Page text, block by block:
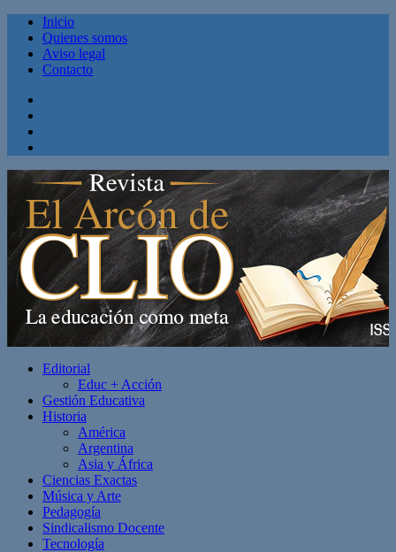
Inicio
Quienes somos
Aviso legal
Contacto
Editorial
Educ + Acción
Gestión Educativa
Historia
América
Argentina
Asia y África
Ciencias Exactas
Música y Arte
Pedagogía
Sindicalismo Docente
Tecnología